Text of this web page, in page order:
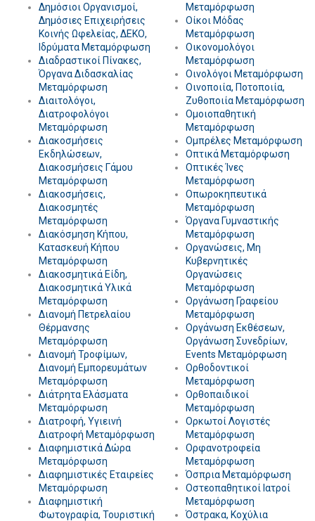
Δημόσιοι Οργανισμοί,
Δημόσιες Επιχειρήσεις
Κοινής Ωφελείας, ΔΕΚΟ,
Ιδρύματα Μεταμόρφωση
Διαδραστικοί Πίνακες,
Όργανα Διδασκαλίας
Μεταμόρφωση
Διαιτολόγοι,
Διατροφολόγοι
Μεταμόρφωση
Διακοσμήσεις
Εκδηλώσεων,
Διακοσμήσεις Γάμου
Μεταμόρφωση
Διακοσμήσεις,
Διακοσμητές
Μεταμόρφωση
Διακόσμηση Κήπου,
Κατασκευή Κήπου
Μεταμόρφωση
Διακοσμητικά Είδη,
Διακοσμητικά Υλικά
Μεταμόρφωση
Διανομή Πετρελαίου
Θέρμανσης
Μεταμόρφωση
Διανομή Τροφίμων,
Διανομή Εμπορευμάτων
Μεταμόρφωση
Διάτρητα Ελάσματα
Μεταμόρφωση
Διατροφή, Υγιεινή
Διατροφή Μεταμόρφωση
Διαφημιστικά Δώρα
Μεταμόρφωση
Διαφημιστικές Εταιρείες
Μεταμόρφωση
Διαφημιστική
Φωτογραφία, Τουριστική
Μεταμόρφωση
Οίκοι Μόδας
Μεταμόρφωση
Οικονομολόγοι
Μεταμόρφωση
Οινολόγοι Μεταμόρφωση
Οινοποιία, Ποτοποιία,
Ζυθοποιία Μεταμόρφωση
Ομοιοπαθητική
Μεταμόρφωση
Ομπρέλες Μεταμόρφωση
Οπτικά Μεταμόρφωση
Οπτικές Ίνες
Μεταμόρφωση
Οπωροκηπευτικά
Μεταμόρφωση
Όργανα Γυμναστικής
Μεταμόρφωση
Οργανώσεις, Μη
Κυβερνητικές
Οργανώσεις
Μεταμόρφωση
Οργάνωση Γραφείου
Μεταμόρφωση
Οργάνωση Εκθέσεων,
Οργάνωση Συνεδρίων,
Events Μεταμόρφωση
Ορθοδοντικοί
Μεταμόρφωση
Ορθοπαιδικοί
Μεταμόρφωση
Ορκωτοί Λογιστές
Μεταμόρφωση
Ορφανοτροφεία
Μεταμόρφωση
Όσπρια Μεταμόρφωση
Οστεοπαθητικοί Ιατροί
Μεταμόρφωση
Όστρακα, Κοχύλια